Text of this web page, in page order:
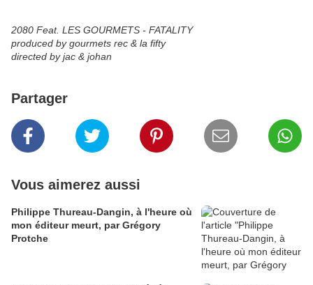
2080 Feat. LES GOURMETS - FATALITY
produced by gourmets rec & la fifty
directed by jac & johan
Partager
Vous aimerez aussi
Philippe Thureau-Dangin, à l'heure où
mon éditeur meurt, par Grégory
Protche